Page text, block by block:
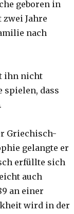
geboren in
zwei Jahre
nach
ihn nicht
spielen, dass
Griechisch-
gelangte er
erfüllte sich
auch
an einer
wird in der